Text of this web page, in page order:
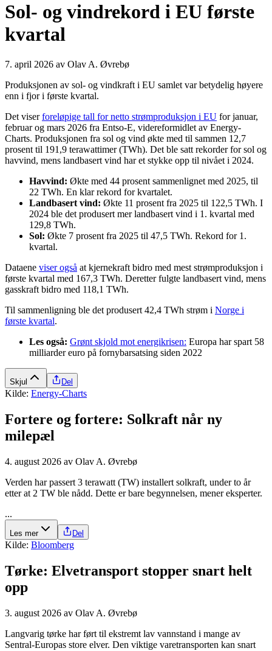
Sol- og vindrekord i EU første
kvartal
7. april 2026 av Olav A. Øvrebø
Produksjonen av sol- og vindkraft i EU samlet var betydelig høyere
enn i fjor i første kvartal.
Det viserforeløpige tall for netto strømproduksjon i EU for januar,
februar og mars 2026 fra Entso-E, videreformidlet av Energy-
Charts. Produksjonen fra sol og vind økte med til sammen 12,7
prosent til 191,9 terawattimer (TWh). Det ble satt rekorder for sol og
havvind, mens landbasert vind har et stykke opp til nivået i 2024.
Havvind: Økte med 44 prosent sammenlignet med 2025, til
22 TWh. En klar rekord for kvartalet.
Landbasert vind: Økte 11 prosent fra 2025 til 122,5 TWh. I
2024 ble det produsert mer landbasert vind i 1. kvartal med
129,8 TWh.
Sol: Økte 7 prosent fra 2025 til 47,5 TWh. Rekord for 1.
kvartal.
Dataene viser også at kjernekraft bidro med mest strømproduksjon i
første kvartal med 167,3 TWh. Deretter fulgte landbasert vind, mens
gasskraft bidro med 118,1 TWh.
Til sammenligning ble det produsert 42,4 TWh strøm i Norge i
første kvartal.
Les også: Grønt skjold mot energikrisen: Europa har spart 58
milliarder euro på fornybarsatsing siden 2022
Skjul Del
Kilde: Energy-Charts
Fortere og fortere: Solkraft når ny
milepæl
4. august 2026 av Olav A. Øvrebø
Verden har passert 3 terawatt (TW) installert solkraft, under to år
etter at 2 TW ble nådd. Dette er bare begynnelsen, mener eksperter.
...
Les mer Del
Kilde: Bloomberg
Tørke: Elve­transport stopper snart helt
opp
3. august 2026 av Olav A. Øvrebø
Langvarig tørke har ført til ekstremt lav vannstand i mange av
Sentral-Europas store elver. Den viktige varetransporten kan snart